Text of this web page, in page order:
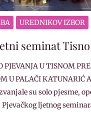
UREDNIKOV IZBOR
seminat
PJEVANJA U TISNOM
U PALAČI KATUNARIĆ
su solo pjesme,
ljetnog